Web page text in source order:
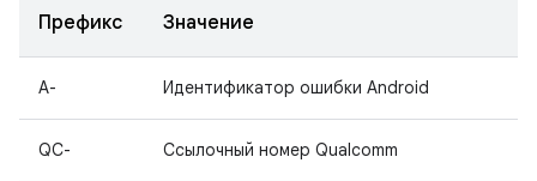
Префикс Значение
A- Идентификатор ошибки Android
QC- Ссылочный номер Qualcomm